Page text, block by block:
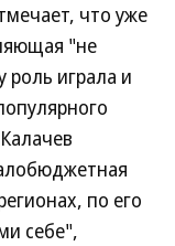
что уже
"не
играла и
по его
себе",